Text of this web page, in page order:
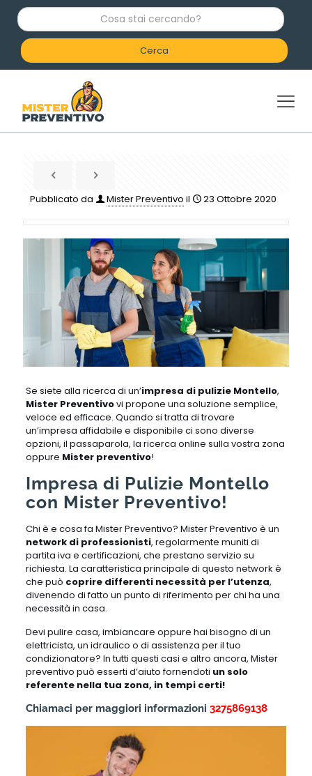
C
o
a
c
e
Pubblicato da Mister Preventivo il 23 Ottobre 2020
Se siete alla ricerca di un’impresa di pulizie Montello,
Mister Preventivovi propone una soluzione semplice,
veloce ed efficace. Quando si tratta di trovare
un’impresa affidabile e disponibile ci sono diverse
opzioni, il passaparola, la ricerca online sulla vostra zona
oppure Mister preventivo!
Impresa di Pulizie Montello
con Mister Preventivo!
Chi è e cosa fa Mister Preventivo? Mister Preventivo è un
network di professionisti, regolarmente muniti di
partita iva e certificazioni, che prestano servizio su
richiesta. La caratteristica principale di questo network è
che può coprire differenti necessità per l’utenza,
divenendo di fatto un punto di riferimento per chi ha una
necessità in casa.
Devi pulire casa, imbiancare oppure hai bisogno di un
elettricista, un idraulico o di assistenza per il tuo
condizionatore? In tutti questi casi e altro ancora, Mister
preventivo può esserti d’aiuto fornendoti un solo
referente nella tua zona, in tempi certi!
Chiamaci per maggiori informazioni 3275869138